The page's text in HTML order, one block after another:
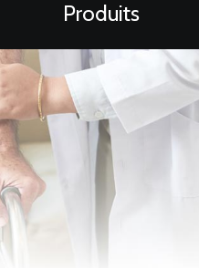
Produits